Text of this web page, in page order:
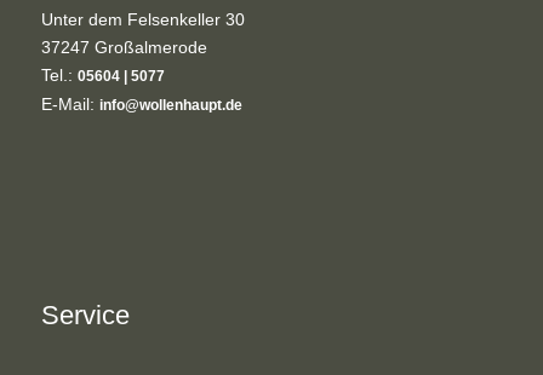
Unter dem Felsenkeller 30
37247 Großalmerode
Tel.: 05604 | 5077
E-Mail: info@wollenhaupt.de
Service